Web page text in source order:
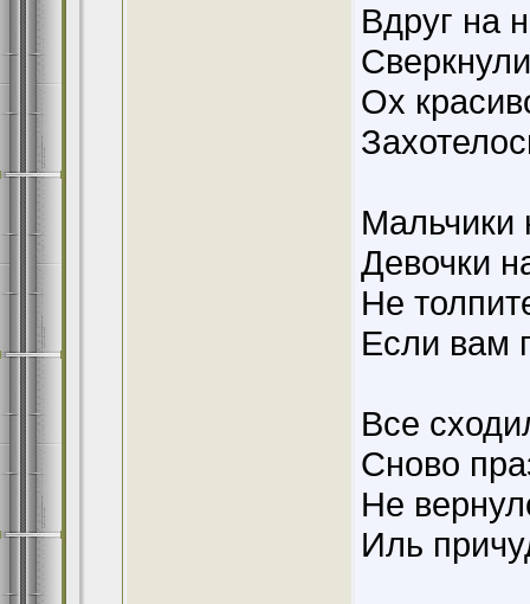
Вдруг на
Ох
Мальчики
Девочки
Не
Если вам
Все
Сново
Не
Иль